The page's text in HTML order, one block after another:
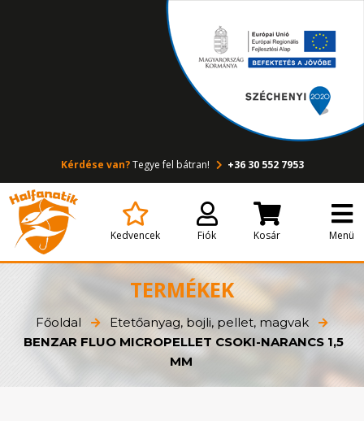
Kérdése van?Tegye fel bátran! +36 30 552 7953
Kedvencek Fiók Kosár Menü
TERMÉKEK
Főoldal
Etetőanyag, bojli, pellet, magvak
BENZAR FLUO MICROPELLET CSOKI-NARANCS 1,5
MM